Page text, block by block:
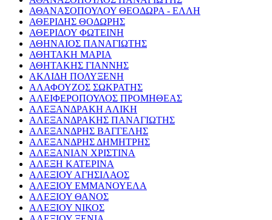
ΑΘΑΝΑΣΟΠΟΥΛΟΥ ΘΕΟΔΩΡΑ - ΕΛΛΗ
ΑΘΕΡΙΔΗΣ ΘΟΔΩΡΗΣ
ΑΘΕΡΙΔΟΥ ΦΩΤΕΙΝΗ
ΑΘΗΝΑΙΟΣ ΠΑΝΑΓΙΩΤΗΣ
ΑΘΗΤΑΚΗ ΜΑΡΙΑ
ΑΘΗΤΑΚΗΣ ΓΙΑΝΝΗΣ
ΑΚΛΙΔΗ ΠΟΛΥΞΕΝΗ
ΑΛΑΦΟΥΖΟΣ ΣΩΚΡΑΤΗΣ
ΑΛΕΙΦΕΡΟΠΟΥΛΟΣ ΠΡΟΜΗΘΕΑΣ
ΑΛΕΞΑΝΔΡΑΚΗ ΑΛΙΚΗ
ΑΛΕΞΑΝΔΡΑΚΗΣ ΠΑΝΑΓΙΩΤΗΣ
ΑΛΕΞΑΝΔΡΗΣ ΒΑΓΓΕΛΗΣ
ΑΛΕΞΑΝΔΡΗΣ ΔΗΜΗΤΡΗΣ
ΑΛΕΞΑΝΙΑΝ ΧΡΙΣΤΙΝΑ
ΑΛΕΞΗ ΚΑΤΕΡΙΝΑ
ΑΛΕΞΙΟΥ ΑΓΗΣΙΛΑΟΣ
ΑΛΕΞΙΟΥ ΕΜΜΑΝΟΥΕΛΑ
ΑΛΕΞΙΟΥ ΘΑΝΟΣ
ΑΛΕΞΙΟΥ ΝΙΚΟΣ